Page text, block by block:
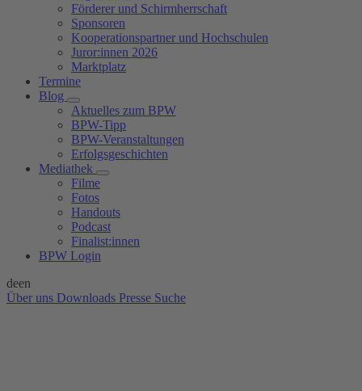
Förderer und Schirmherrschaft
Sponsoren
Kooperationspartner und Hochschulen
Juror:innen 2026
Marktplatz
Termine
Blog
Aktuelles zum BPW
BPW-Tipp
BPW-Veranstaltungen
Erfolgsgeschichten
Mediathek
Filme
Fotos
Handouts
Podcast
Finalist:innen
BPW Login
deen
Über uns Downloads Presse Suche